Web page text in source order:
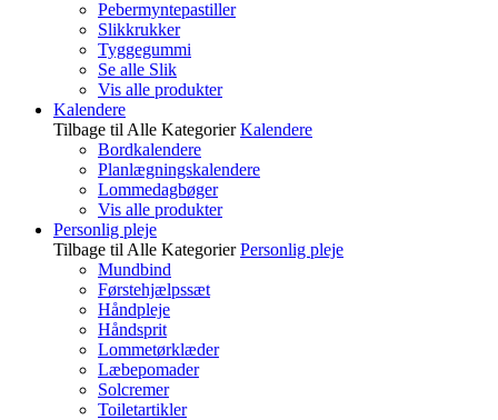
Pebermyntepastiller
Slikkrukker
Tyggegummi
Se alle Slik
Vis alle produkter
Kalendere
Tilbage til Alle Kategorier Kalendere
Bordkalendere
Planlægningskalendere
Lommedagbøger
Vis alle produkter
Personlig pleje
Tilbage til Alle Kategorier Personlig pleje
Mundbind
Førstehjælpssæt
Håndpleje
Håndsprit
Lommetørklæder
Læbepomader
Solcremer
Toiletartikler